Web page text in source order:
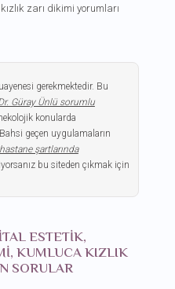
zarı dikimi yorumları
gerekmektedir. Bu
Güray Ünlü sorumlu
konularda
geçen uygulamaların
şartlarında
bu siteden çıkmak için
ESTETIK,
KUMLUCA KIZLIK
SORULAR